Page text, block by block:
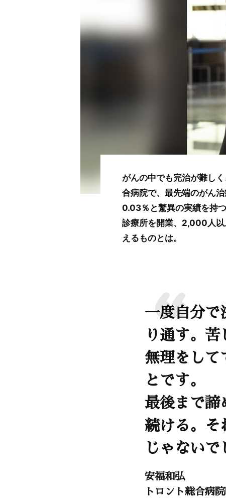
がんの中でも完治が難し
合病院で、最先端のがん
0.03％と驚異の実績を持
診療所を開業、2,000人以
えるものとは。
一度自分で
り通す。苦
無理をして
とです。
最後まで諦
続ける。そ
じゃない
安福和弘
トロント総合病